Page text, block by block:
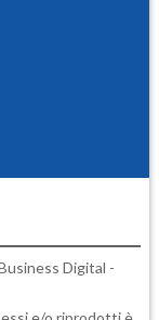
Digital -